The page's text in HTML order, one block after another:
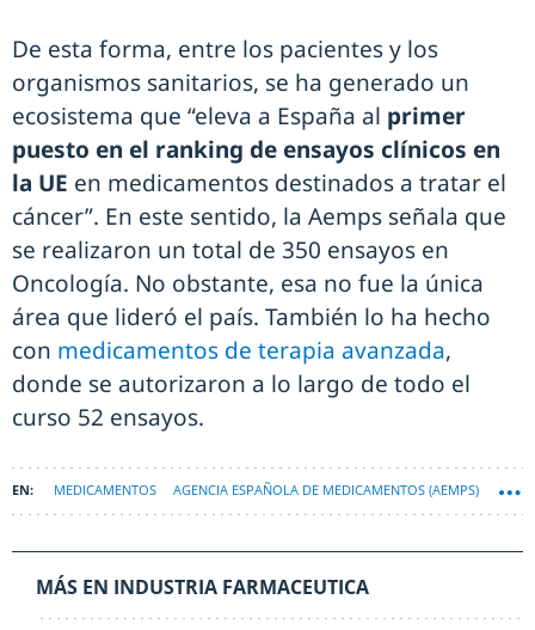
De esta forma, entre los pacientes y los
organismos sanitarios, se ha generado un
ecosistema que “eleva a España al primer
puesto en el ranking de ensayos clínicos en
la UE en medicamentos destinados a tratar el
cáncer”. En este sentido, la Aemps señala que
se realizaron un total de 350 ensayos en
Oncología. No obstante, esa no fue la única
área que lideró el país. También lo ha hecho
con medicamentos de terapia avanzada,
donde se autorizaron a lo largo de todo el
curso 52 ensayos.
MEDICAMENTOS AGENCIA ESPAÑOLA DE MEDICAMENTOS (AEMPS)
MÁS EN INDUSTRIA FARMACEUTICA